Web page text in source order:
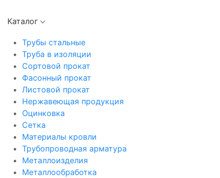
Каталог
Трубы стальные
Труба в изоляции
Сортовой прокат
Фасонный прокат
Листовой прокат
Нержавеющая продукция
Оцинковка
Сетка
Материалы кровли
Трубопроводная арматура
Металлоизделия
Металлообработка